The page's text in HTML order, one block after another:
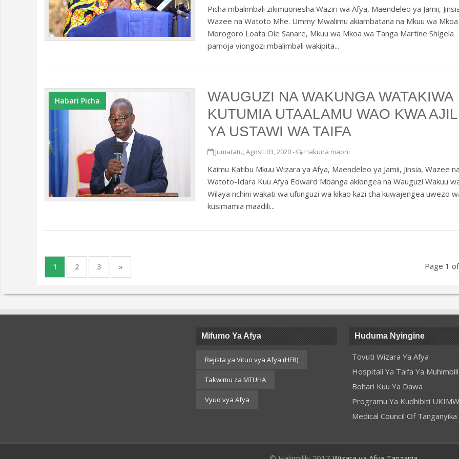
Picha mbalimbali zikimuonesha Waziri wa Afya, Maendeleo ya Jamii,
Wazee na Watoto Mhe. Ummy Mwalimu akiambatana na Mkuu wa
Morogoro Loata Ole Sanare, Mkuu wa Mkoa wa Tanga Martine Shigela
pamoja viongozi mbalimbali wakipita...
WAUGUZI NA WAKUNGA WATAKIWA
KUTUMIA UTAALAMU WAO KWA
YA USTAWI WA TAIFA
Habari Picha
Jumatatu, Agosti 03, 2020- Hakuna maoni
Kaimu Katibu Mkuu Wizara ya Afya, Maendeleo ya Jamii, Jinsia, Wazee na
Watoto-Idara Kuu Afya Edward Mbanga akiongea na Wauguzi Wakuu
Wilaya nchini wakati wa ufunguzi wa kikao kazi cha kuwajengea uwezo
kusimamia maadili...
Page 1
1 2 3 »
Mifumo Ya Afya
Rejista ya Vituo vya Afya (HFR)
Takwimu za MTUHA
Vyuo vya Afya
Huduma Nyingine
Tovuti Wizara Ya Afya
Hospitali Ya Taifa Ya Muhimbili
Bohari Kuu Ya Dawa
Programu Ya Kudhibiti
Medical Council Of Tanganyika